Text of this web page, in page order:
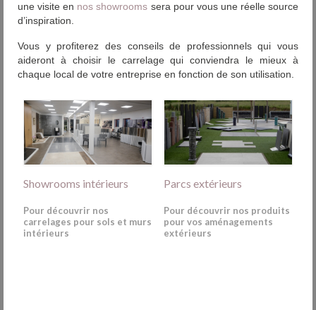
une visite en nos showrooms sera pour vous une réelle source
d’inspiration.
Vous y profiterez des conseils de professionnels qui vous
aideront à choisir le carrelage qui conviendra le mieux à
chaque local de votre entreprise en fonction de son utilisation.
Showrooms intérieurs
Pour découvrir nos
carrelages pour sols et murs
intérieurs
Parcs extérieurs
Pour découvrir nos produits
pour vos aménagements
extérieurs